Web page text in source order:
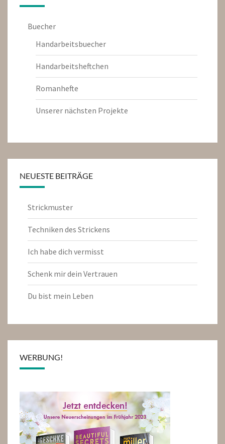
Buecher
Handarbeitsbuecher
Handarbeitsheftchen
Romanhefte
Unserer nächsten Projekte
NEUESTE BEITRÄGE
Strickmuster
Techniken des Strickens
Ich habe dich vermisst
Schenk mir dein Vertrauen
Du bist mein Leben
WERBUNG!